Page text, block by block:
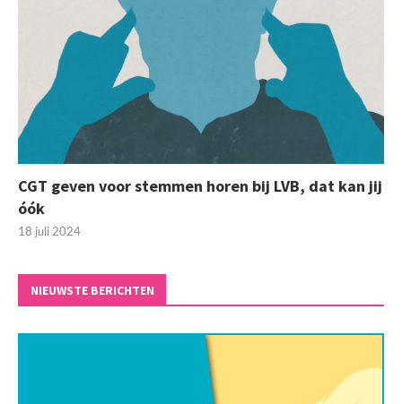
CGT geven voor stemmen horen bij LVB, dat kan jij
óók
18 juli 2024
NIEUWSTE BERICHTEN